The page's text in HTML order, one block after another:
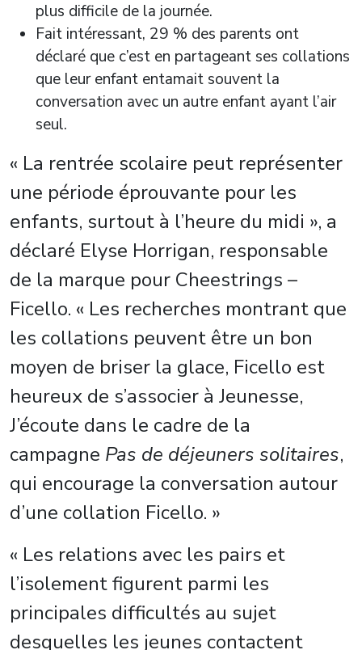
plus difficile de la journée.
Fait intéressant, 29 % des parents ont
déclaré que c’est en partageant ses collations
que leur enfant entamait souvent la
conversation avec un autre enfant ayant l’air
seul.
« La rentrée scolaire peut représenter
une période éprouvante pour les
enfants, surtout à l’heure du midi », a
déclaré Elyse Horrigan, responsable
de la marque pour Cheestrings –
Ficello. « Les recherches montrant que
les collations peuvent être un bon
moyen de briser la glace, Ficello est
heureux de s’associer à Jeunesse,
J’écoute dans le cadre de la
campagne Pas de déjeuners solitaires,
qui encourage la conversation autour
d’une collation Ficello. »
« Les relations avec les pairs et
l’isolement figurent parmi les
principales difficultés au sujet
desquelles les jeunes contactent